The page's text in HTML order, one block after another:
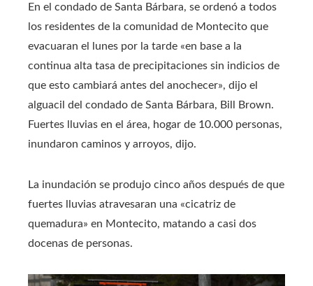
En el condado de Santa Bárbara, se ordenó a todos
los residentes de la comunidad de Montecito que
evacuaran el lunes por la tarde «en base a la
continua alta tasa de precipitaciones sin indicios de
que esto cambiará antes del anochecer», dijo el
alguacil del condado de Santa Bárbara, Bill Brown.
Fuertes lluvias en el área, hogar de 10.000 personas,
inundaron caminos y arroyos, dijo.
La inundación se produjo cinco años después de que
fuertes lluvias atravesaran una «cicatriz de
quemadura» en Montecito, matando a casi dos
docenas de personas.